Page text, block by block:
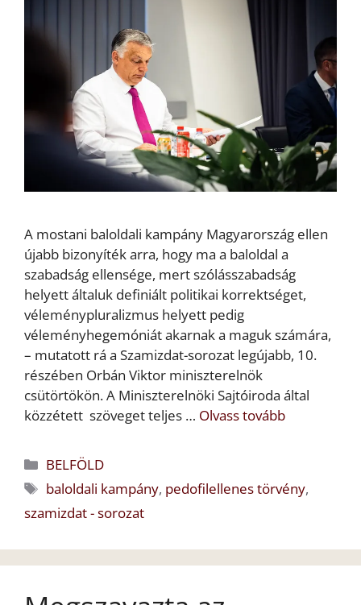
A mostani baloldali kampány Magyarország ellen
újabb bizonyíték arra, hogy ma a baloldal a
szabadság ellensége, mert szólásszabadság
helyett általuk definiált politikai korrektséget,
véleménypluralizmus helyett pedig
véleményhegemóniát akarnak a maguk számára,
– mutatott rá a Szamizdat-sorozat legújabb, 10.
részében Orbán Viktor miniszterelnök
csütörtökön. A Miniszterelnöki Sajtóiroda által
közzétett szöveget teljes … Olvass tovább
Kategória
BELFÖLD
Címkék
baloldali kampány, pedofilellenes törvény,
szamizdat - sorozat